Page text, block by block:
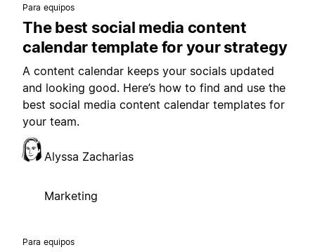
Para equipos
The best social media content
calendar template for your strategy
A content calendar keeps your socials updated
and looking good. Here’s how to find and use the
best social media content calendar templates for
your team.
Alyssa Zacharias
Marketing
Para equipos